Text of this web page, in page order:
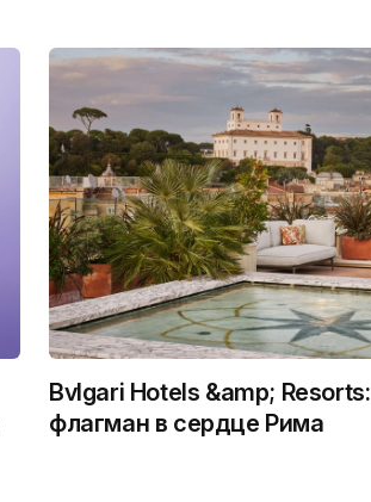
Bvlgari Hotels &amp; Resorts:
флагман в сердце Рима